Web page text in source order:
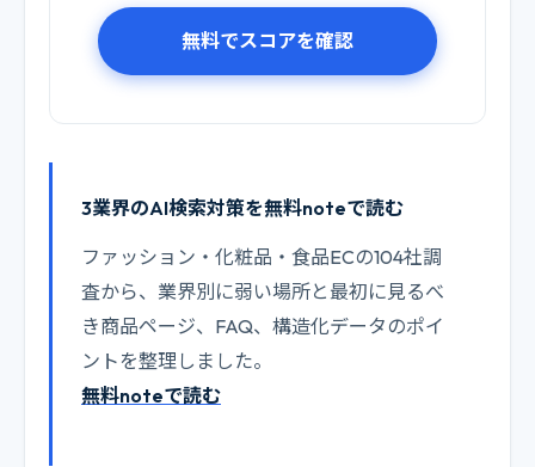
無料でスコアを確認
3業界のAI検索対策を無料noteで読む
ファッション・化粧品・食品ECの104社調
査から、業界別に弱い場所と最初に見るべ
き商品ページ、FAQ、構造化データのポイ
ントを整理しました。
無料noteで読む